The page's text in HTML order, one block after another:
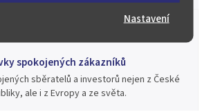
Nastavení
spokojených zákazníků
sběratelů a investorů nejen z České
ale i z Evropy a ze světa.